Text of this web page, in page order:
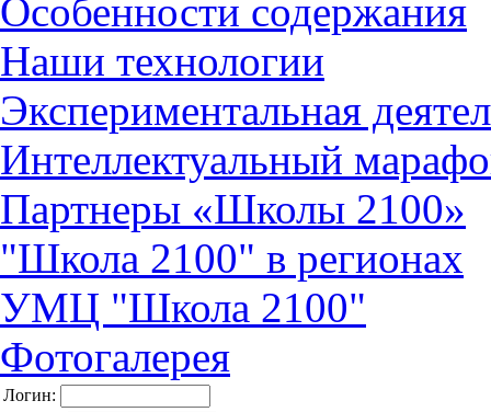
Особенности содержания
Наши технологии
Экспериментальная
Интеллектуальный
Партнеры «Школы 2100»
"Школа 2100" в регионах
УМЦ "Школа 2100"
Фотогалерея
Логин: